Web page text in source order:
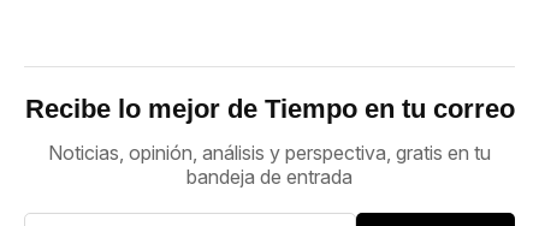
Recibe lo mejor de Tiempo en tu correo
Noticias, opinión, análisis y perspectiva, gratis en tu
bandeja de entrada